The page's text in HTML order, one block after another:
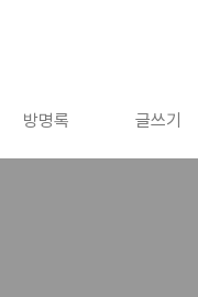
방명록 글쓰기